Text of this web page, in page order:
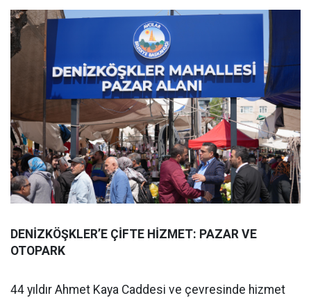
DENİZKÖŞKLER’E ÇİFTE HİZMET: PAZAR VE
OTOPARK
44 yıldır Ahmet Kaya Caddesi ve çevresinde hizmet